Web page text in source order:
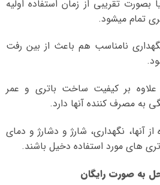
و یا بصورت تقریبی از زمان استفاده اولیه
نامناسب هم باعث از بین رفت
بر کیفیت ساخت باتری و عمر
به مصرف کننده آنها دارد.
آنها، نگهداری، شارژ و دشارژ و دمای
های مورد استفاده دخیل باشند.
به صورت رایگان